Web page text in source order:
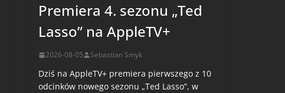
Premiera 4. sezonu „Ted
Lasso” na AppleTV+
2026-08-05 Sebastian Smyk
Dziś na AppleTV+ premiera pierwszego z 10
odcinków nowego sezonu „Ted Lasso”, w